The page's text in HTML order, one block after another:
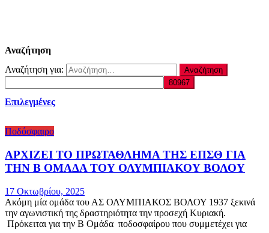
Αναζήτηση
Αναζήτηση για:
Επιλεγμένες
Ποδόσφαιρο
ΑΡΧΙΖΕΙ ΤΟ ΠΡΩΤΑΘΛΗΜΑ ΤΗΣ ΕΠΣΘ ΓΙΑ
ΤΗΝ Β ΟΜΑΔΑ ΤΟΥ ΟΛΥΜΠΙΑΚΟΥ ΒΟΛΟΥ
17 Οκτωβρίου, 2025
Ακόμη μία ομάδα του ΑΣ ΟΛΥΜΠΙΑΚΟΣ ΒΟΛΟΥ 1937 ξεκινά
την αγωνιστική της δραστηριότητα την προσεχή Κυριακή.
Πρόκειται για την Β Ομάδα ποδοσφαίρου που συμμετέχει για